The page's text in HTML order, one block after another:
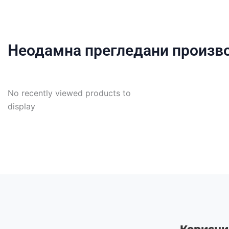
Неодамна прегледани
No recently viewed products to
display